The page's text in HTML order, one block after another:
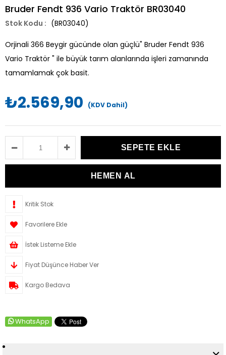
Bruder Fendt 936 Vario Traktör BR03040
(BR03040)
Orjinali 366 Beygir gücünde olan güçlü" Bruder Fendt 936
Vario Traktör " ile büyük tarım alanlarında işleri zamanında
tamamlamak çok basit.
₺2.569,90 (KDV Dahil)
Kritik Stok
Favorilere Ekle
İstek Listeme Ekle
Fiyat Düşünce Haber Ver
Kargo Bedava
WhatsApp